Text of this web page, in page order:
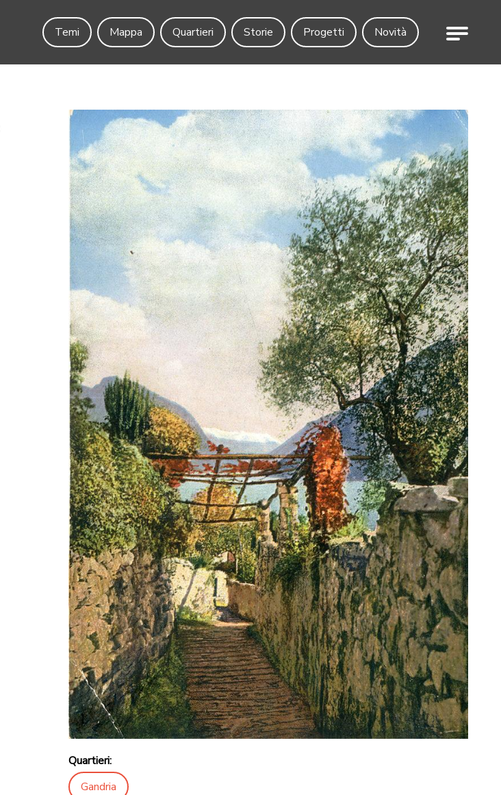
Temi
Mappa Quartieri Storie Progetti Novità Menu
Quartieri:
Gandria